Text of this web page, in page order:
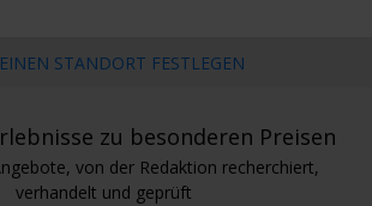
STANDORT FESTLEGEN
zu besonderen Preisen
von der Redaktion recherchiert,
verhandelt und geprüft